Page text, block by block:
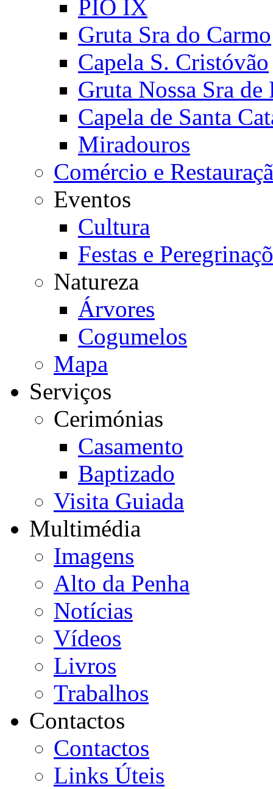
PIO IX
Gruta Sra do Carmo
Capela S. Cristóvão
Gruta Nossa Sra de
Capela de Santa
Miradouros
Comércio e
Eventos
Cultura
Festas e
Natureza
Árvores
Cogumelos
Mapa
Serviços
Cerimónias
Casamento
Baptizado
Visita Guiada
Multimédia
Imagens
Alto da Penha
Notícias
Vídeos
Livros
Trabalhos
Contactos
Contactos
Links Úteis